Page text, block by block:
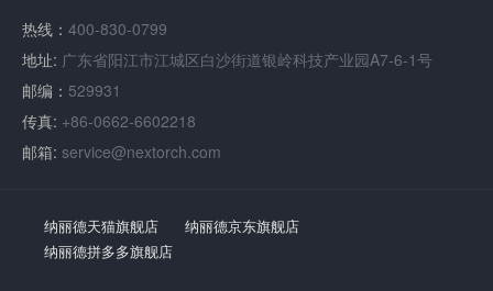
热线： 400-830-0799
地址: 广东省阳江市江城区白沙街道银岭科技产业园A7-6-1号
邮编： 529931
传真: +86-0662-6602218
邮箱: service@nextorch.com
纳丽德天猫旗舰店
纳丽德京东旗舰店
纳丽德拼多多旗舰店